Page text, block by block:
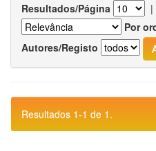
Resultados/Página |
Por
Autores/Registo
Resultados 1-1 de 1.